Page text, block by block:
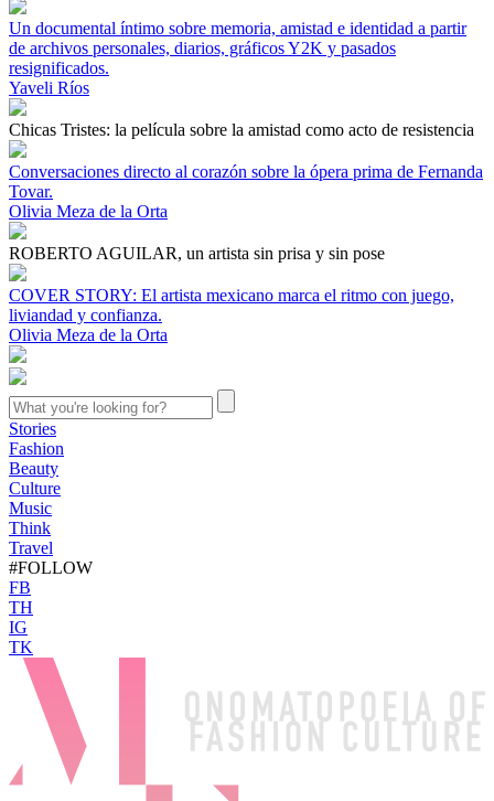
Un documental íntimo sobre memoria, amistad e identidad a partir
de archivos personales, diarios, gráficos Y2K y pasados
resignificados.
Yaveli Ríos
Chicas Tristes: la película sobre la amistad como acto de resistencia
Conversaciones directo al corazón sobre la ópera prima de Fernanda
Tovar.
Olivia Meza de la Orta
ROBERTO AGUILAR, un artista sin prisa y sin pose
COVER STORY: El artista mexicano marca el ritmo con juego,
liviandad y confianza.
Olivia Meza de la Orta
Stories
Fashion
Beauty
Culture
Music
Think
Travel
#FOLLOW
FB
TH
IG
TK